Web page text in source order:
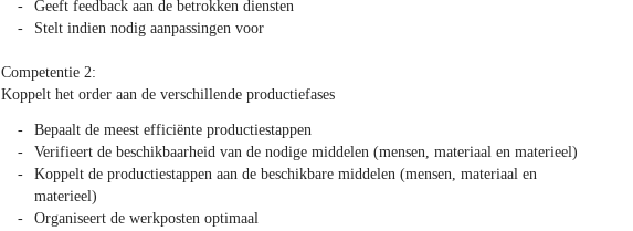
Geeft feedback aan de betrokken diensten
Stelt indien nodig aanpassingen voor
Competentie 2:
Koppelt het order aan de verschillende productiefases
Bepaalt de meest efficiënte productiestappen
Verifieert de beschikbaarheid van de nodige middelen (mensen, materiaal en materieel)
Koppelt de productiestappen aan de beschikbare middelen (mensen, materiaal en
materieel)
Organiseert de werkposten optimaal